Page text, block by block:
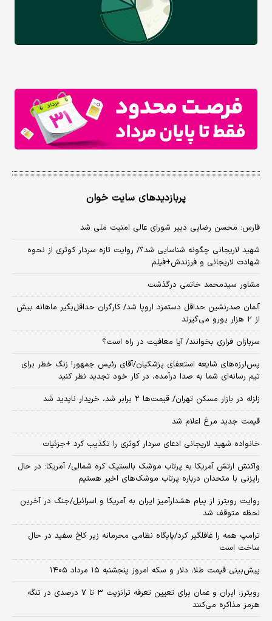
پربازدیدهای سایت خوان
فارس: محسن رضایی دبیر شورای عالی امنیت ملی شد
شهید لاریجانی چگونه شناسایی شد؟/ روایت تازه سردار کوثری از نحوه
شهادت لاریجانی و فرزندش+فیلم
مشاور سیدمحمد خاتمی درگذشت
آلمان صدرنشین حداقل دستمزد اروپا شد/ کارگران حداقل‌بگیر ماهانه بیش
از ۲ هزار یورو می‌گیرند
سربازان فراری بخوانند/ آیا معافیت در راه است؟
پس‌لرزه‌های شایعه استعفای پزشکیان/آقای رئیس جمهور! زنگ خطر برای
تیم رسانه‌ای شما به صدا درآمده، در کار خود تجدید نظر کنید
زلزله در بازار مسکن تهران/ قیمت‌ها ۲ برابر شد، خریدار ناپدید شد
قیمت جدید مرغ اعلام شد
خانواده شهید لاریجانی ادعای سردار کوثری را تکذیب کرد +جزئیات
واکنش ارتش آمریکا به پرتاب موشک بالستیک کره شمالی/ آمریکا: در حال
رایزنی با متحدان درباره پرتاب موشک‌های اخیر هستیم
روایت رویترز از پیام هشدارآمیز ایران به آمریکا و اسرائیل/جنگ در آخرین
لحظه متوقف شد
ترامپ همه را غافلگیر کرد/پایگاه نظامی محرمانه زیر کاخ سفید در حال
ساخت است
پیش‌بینی قیمت طلا، دلار و سکه امروز پنجشنبه ۱۵ مرداد ۱۴۰۵
رویترز: ایران و عمان برای تعیین تعرفه ترانزیت ۳ تا ۷ درصدی در تنگه
هرمز مذاکره می‌کنند